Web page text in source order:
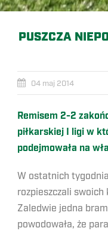
PUSZCZA
04 maj 2014
Remisem 2-2
piłkarskiej I ligi w
podejmowała na
W ostatnich
rozpieszczali swoich
Zaledwie jedna
powodowała, że